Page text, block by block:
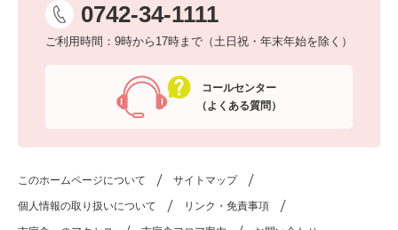
0742-34-1111
ご利用時間：9時から17時まで（土日祝・年末年始を除く）
コールセンター
（よくある質問）
このホームページについて サイトマップ
個人情報の取り扱いについて リンク・免責事項